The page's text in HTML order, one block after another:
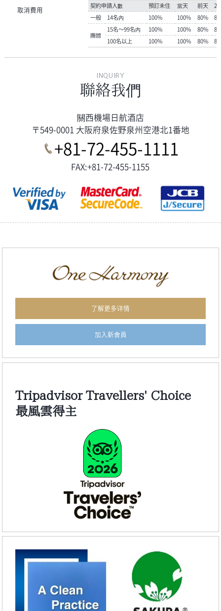
取消費用 契約申請人數 預訂未住 當天 前天
2
一般
14名內 100% 100% 80%
團體
15名～99名內 100% 100% 80%
100名以上
100% 100% 80%
INQUIRY
聯絡我們
關西機場日航酒店
〒549-0001 大阪府泉佐野泉州空港北1番地
+81-72-455-1111
FAX:+81-72-455-1155
了解更多详情
加入新會員
Tripadvisor Travellers' Choice
最風雲得主